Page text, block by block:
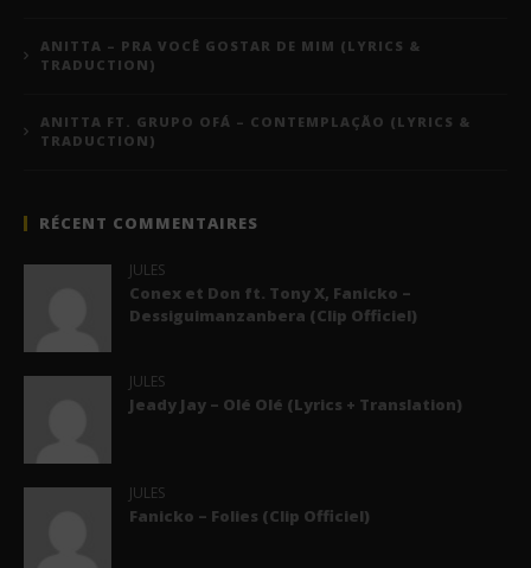
ANITTA – PRA VOCÊ GOSTAR DE MIM (LYRICS &
TRADUCTION)
ANITTA FT. GRUPO OFÁ – CONTEMPLAÇÃO (LYRICS &
TRADUCTION)
RÉCENT COMMENTAIRES
JULES
Conex et Don ft. Tony X, Fanicko –
Dessiguimanzanbera (Clip Officiel)
JULES
Jeady Jay – Olé Olé (Lyrics + Translation)
JULES
Fanicko – Folies (Clip Officiel)